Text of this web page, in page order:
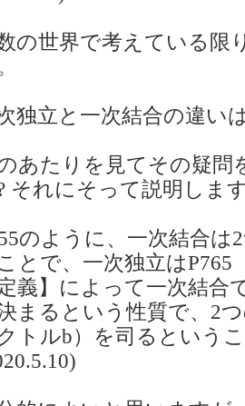
の世界で考えている限
独立と一次結合の違い
あたりを見てその疑問
それにそって説明しま
のように、一次結合
とで、一次独立はP765
義】によって一次結合
まるという性質で、2
トルb）を司るという